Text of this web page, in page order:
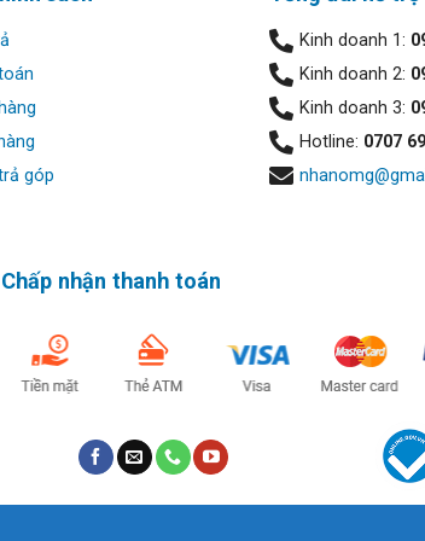
góp
Kinh doanh 1:
Kinh doanh 2:
Kinh doanh 3:
Hotline: 0707
Chấp nhận thanh toán